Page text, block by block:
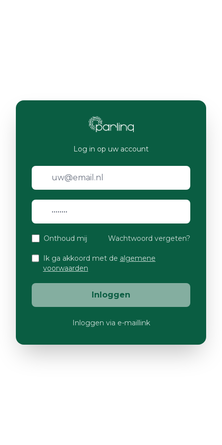
Log in op uw account
Onthoud mij Wachtwoord vergeten?
Ik ga akkoord met de algemene
voorwaarden
Inloggen
Inloggen via e-maillink